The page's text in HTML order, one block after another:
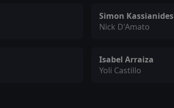
Simon Kassianides
Nick D'Amato
Isabel Arraiza
Yoli Castillo